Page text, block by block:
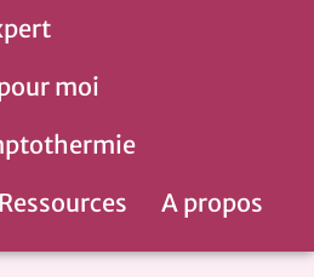
moi
Ressources A propos